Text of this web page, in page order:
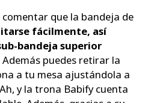
que la bandeja de
fácilmente, así
bandeja superior
Además puedes retirar la
a tu mesa ajustándola a
y la trona Babify cuenta